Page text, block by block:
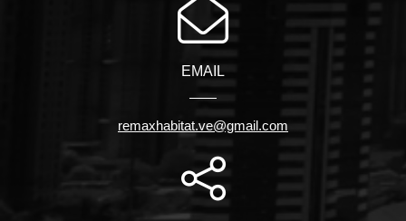
EMAIL
remaxhabitat.ve@gmail.com